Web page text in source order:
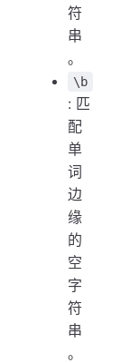
符
串
。
\b
: 匹
配
单
词
边
缘
的
空
字
符
串
。